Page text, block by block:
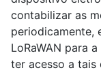
contabilizar as
periodicamente,
LoRaWAN para
ter acesso a tais